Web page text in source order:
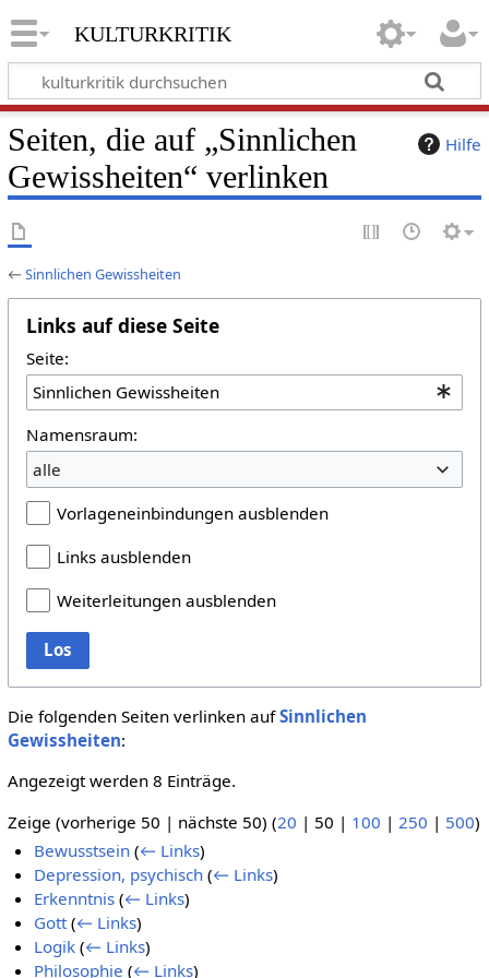
kulturkritik
Hilfe
Seiten, die auf „Sinnlichen
Gewissheiten“ verlinken
←Sinnlichen Gewissheiten
Links auf diese Seite
Seite:
Namensraum:
alle
Vorlageneinbindungen ausblenden
Links ausblenden
Weiterleitungen ausblenden
Los
Die folgenden Seiten verlinken aufSinnlichen
Gewissheiten:
Angezeigt werden 8 Einträge.
Zeige (vorherige 50 | nächste 50) (20 | 50 | 100 | 250 | 500)
Bewusstsein (← Links)
Depression, psychisch (← Links)
Erkenntnis (← Links)
Gott (← Links)
Logik (← Links)
Philosophie (← Links)